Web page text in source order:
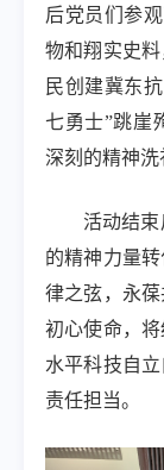
后党员们参
物和翔实史
民创建冀东
七勇士”跳崖
深刻的精神洗
活动结
的精神力量
律之弦，永
初心使命，
水平科技自
责任担当。